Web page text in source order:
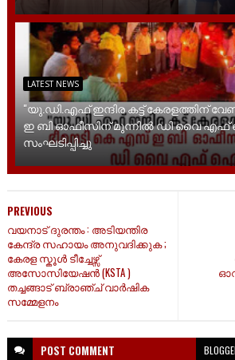
LATEST NEWS
"യു.ഡി.എഫ് ഇന്ദിര കട്ട് കേരളത്തിന്
ഇ ബി ഓഫീസിന് മുന്നിൽ ഡി വൈ എഫ്
സംഘടിപ്പിച്ചു
PREVIOUS
വയനാട് ദുരന്തം : അടിയന്തിര
കേന്ദ്ര സഹായം അനുവദിക്കുക ;
കേരള സ്കൂൾ ടീച്ചേഴ്സ്
അസോസിയേഷൻ (KSTA )
തച്ചങ്ങാട് ബ്രാഞ്ച് വാർഷിക
സമ്മേളനം
POST COMMENT